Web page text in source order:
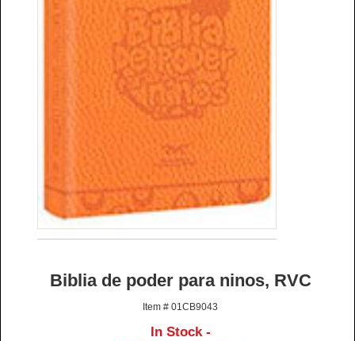
Biblia de poder para ninos, RVC
Item # 01CB9043
In Stock -